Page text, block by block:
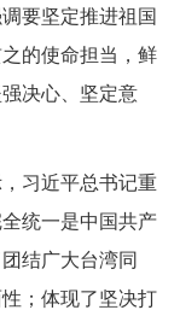
要坚定推进祖国
的使命担当，鲜
决心、坚定意
习近平总书记重
统一是中国共产
结广大台湾同
；体现了坚决打